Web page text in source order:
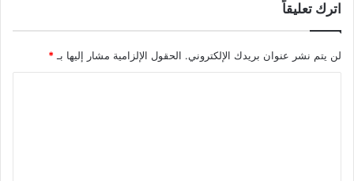
اترك تعليقاً
لن يتم نشر عنوان بريدك الإلكتروني. الحقول الإلزامية مشار إليها بـ*